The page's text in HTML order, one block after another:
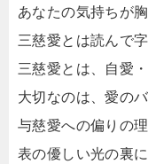
あなたの気持ちが
三慈愛とは読んで
三慈愛とは、自愛
大切なのは、愛の
与慈愛への偏りの
表の優しい光の裏